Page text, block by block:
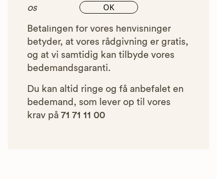
OK
os et beløb for denne henvisning.
Betalingen for vores henvisninger
betyder, at vores rådgivning er gratis,
og at vi samtidig kan tilbyde vores
bedemandsgaranti.
Du kan altid ringe og få anbefalet en
bedemand, som lever op til vores
krav på 71 71 11 00